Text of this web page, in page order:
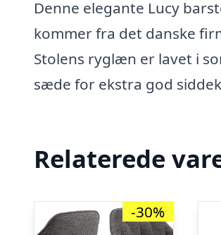
Denne elegante Lucy
kommer fra det danske
Stolens ryglæn er lavet i
sæde for ekstra god
Relaterede
-30%